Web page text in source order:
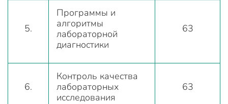
5.
Программы и
алгоритмы
лабораторной
диагностики
63
6.
Контроль качества
лабораторных
исследования
63